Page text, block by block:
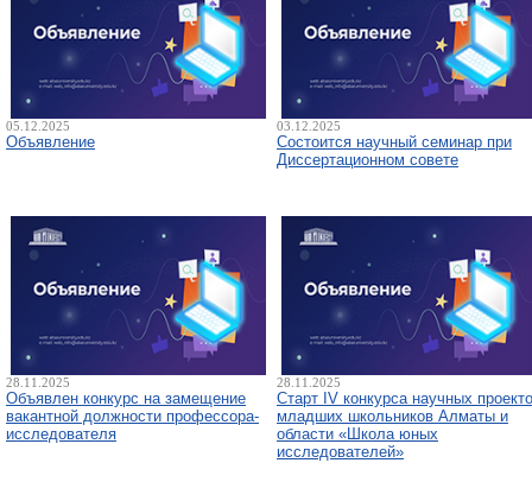
05.12.2025
Объявление
03.12.2025
Состоится научный семинар при
Диссертационном совете
28.11.2025
Объявлен конкурс на замещение
вакантной должности профессора-
исследователя
28.11.2025
Старт IV конкурса научных
младших школьников Алматы и
области «Школа юных
исследователей»